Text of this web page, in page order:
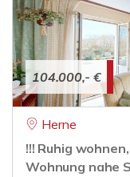
104.000,- €
Herne
!!! Ruhig
Wohnung nahe